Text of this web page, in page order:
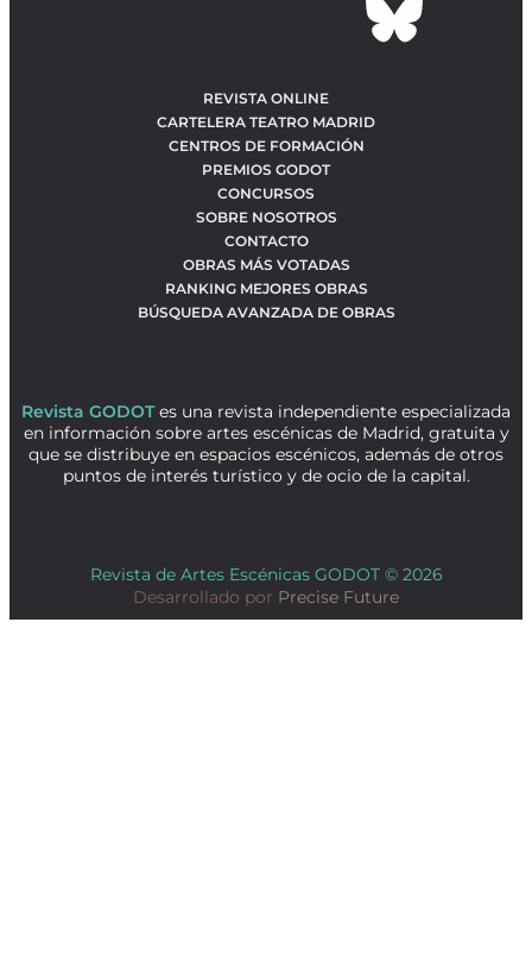
REVISTA ONLINE
CARTELERA TEATRO MADRID
CENTROS DE FORMACIÓN
PREMIOS GODOT
CONCURSOS
SOBRE NOSOTROS
CONTACTO
OBRAS MÁS VOTADAS
RANKING MEJORES OBRAS
BÚSQUEDA AVANZADA DE OBRAS
Revista GODOTes una revista independiente especializada
en información sobre artes escénicas de Madrid, gratuita y
que se distribuye en espacios escénicos, además de otros
puntos de interés turístico y de ocio de la capital.
Revista de Artes Escénicas GODOT © 2026
Desarrollado por Precise Future